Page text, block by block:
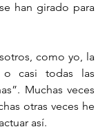
han girado para
como yo, la
o casi todas las
Muchas veces
otras veces he
así.